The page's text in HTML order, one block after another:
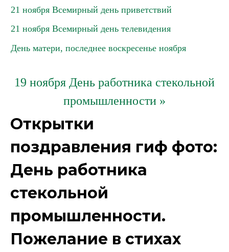
21 ноября Всемирный день приветствий
21 ноября Всемирный день телевидения
День матери, последнее воскресенье ноября
19 ноября День работника стекольной
промышленности »
Открытки
поздравления гиф фото:
День работника
стекольной
промышленности.
Пожелание в стихах